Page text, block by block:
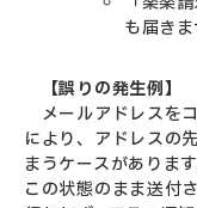
も届きま
【誤りの発生例】
メールアドレスを
により、アドレスの
まうケースがあります
この状態のまま送付